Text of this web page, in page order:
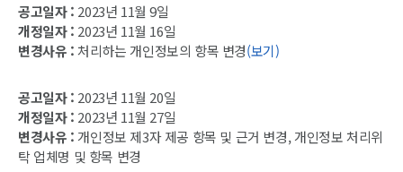
공고일자 : 2023년 11월 9일
개정일자 : 2023년 11월 16일
변경사유 :처리하는 개인정보의 항목 변경(보기)
공고일자 : 2023년 11월 20일
개정일자 : 2023년 11월 27일
변경사유 : 개인정보 제3자 제공 항목 및 근거 변경, 개인정보 처리위
탁 업체명 및 항목 변경